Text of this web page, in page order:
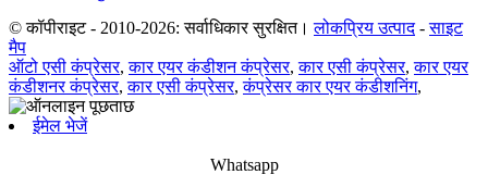
© कॉपीराइट - 2010-2026: सर्वाधिकार सुरक्षित। लोकप्रिय उत्पाद-साइट
मैप
ऑटो एसी कंप्रेसर,कार एयर कंडीशन कंप्रेसर,कार एसी कंप्रेसर,कार एयर
कंडीशनर कंप्रेसर,कार एसी कंप्रेसर,कंप्रेसर कार एयर कंडीशनिंग,
ईमेल भेजें
Whatsapp